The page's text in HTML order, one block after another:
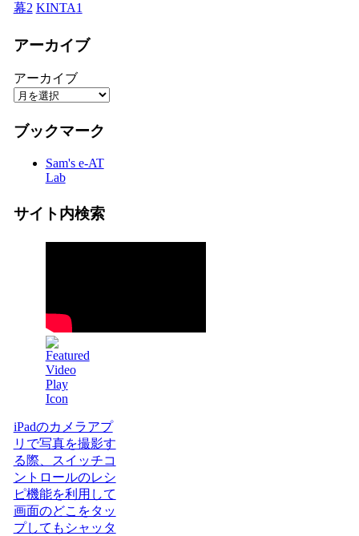
幕2 KINTA1
アーカイブ
アーカイブ
ブックマーク
Sam's e-AT
Lab
サイト内検索
iPadのカメラアプ
リで写真を撮影す
る際、スイッチコ
ントロールのレシ
ピ機能を利用して
画面のどこをタッ
プしてもシャッタ